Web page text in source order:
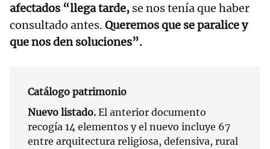
afectados “llega tarde, se nos tenía que haber
consultado antes. Queremos que se paralice y
que nos den soluciones”.
Catálogo patrimonio
Nuevo listado. El anterior documento
recogía 14 elementos y el nuevo incluye 67
entre arquitectura religiosa, defensiva, rural